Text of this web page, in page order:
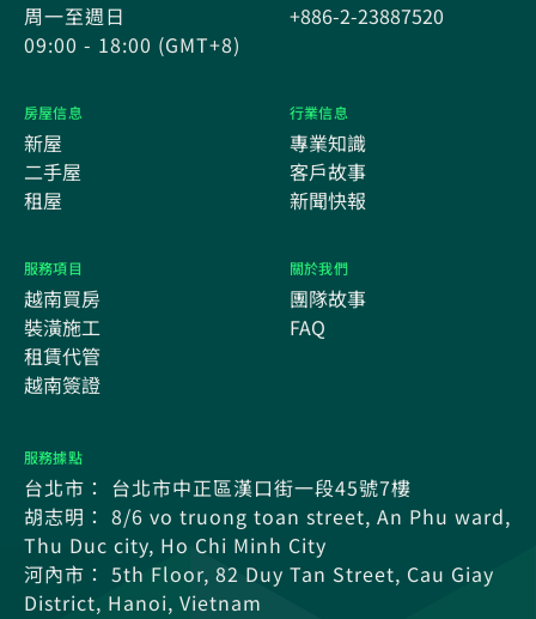
周一至週日
09:00 - 18:00 (GMT+8)
+886-2-23887520
房屋信息
新屋
二手屋
租屋
行業信息
專業知識
客戶故事
新聞快報
服務項目
越南買房
裝潢施工
租賃代管
越南簽證
關於我們
團隊故事
FAQ
服務據點
台北市： 台北市中正區漢口街一段45號7樓
胡志明： 8/6 vo truong toan street, An Phu ward,
Thu Duc city, Ho Chi Minh City
河內市： 5th Floor, 82 Duy Tan Street, Cau Giay
District, Hanoi, Vietnam